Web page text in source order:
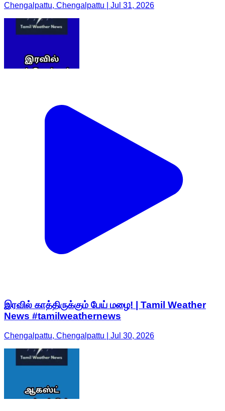
Chengalpattu, Chengalpattu | Jul 31, 2026
இரவில் காத்திருக்கும் பேய் மழை! | Tamil Weather
News #tamilweathernews
Chengalpattu, Chengalpattu | Jul 30, 2026